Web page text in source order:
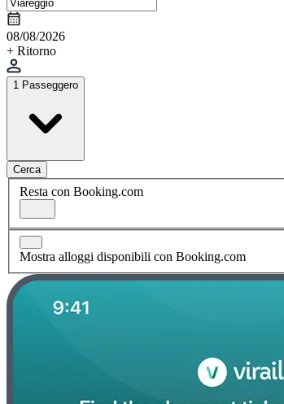
08/08/2026
+ Ritorno
1 Passeggero
Cerca
Resta con Booking.com
Mostra alloggi disponibili con Booking.com